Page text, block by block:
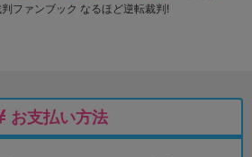
ファンブック なるほど逆転裁判!
お支払い方法